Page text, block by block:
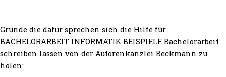
Gründe die dafür sprechen sich die Hilfe für
BACHELORARBEIT INFORMATIK BEISPIELE Bachelorarbeit
schreiben lassen von der Autorenkanzlei Beckmann zu
holen: